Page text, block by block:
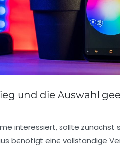
und die Auswahl
interessiert, sollte zunächst
benötigt eine vollständige